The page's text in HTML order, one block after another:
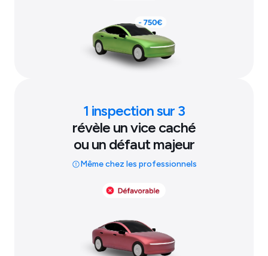
1 inspection sur 3
révèle un vice caché
ou un défaut majeur
Même chez les professionnels